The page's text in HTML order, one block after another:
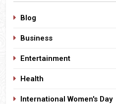
Blog
Business
Entertainment
Health
International Women's Day